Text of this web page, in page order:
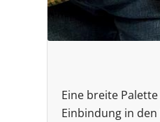
Eine breite
Einbindung in